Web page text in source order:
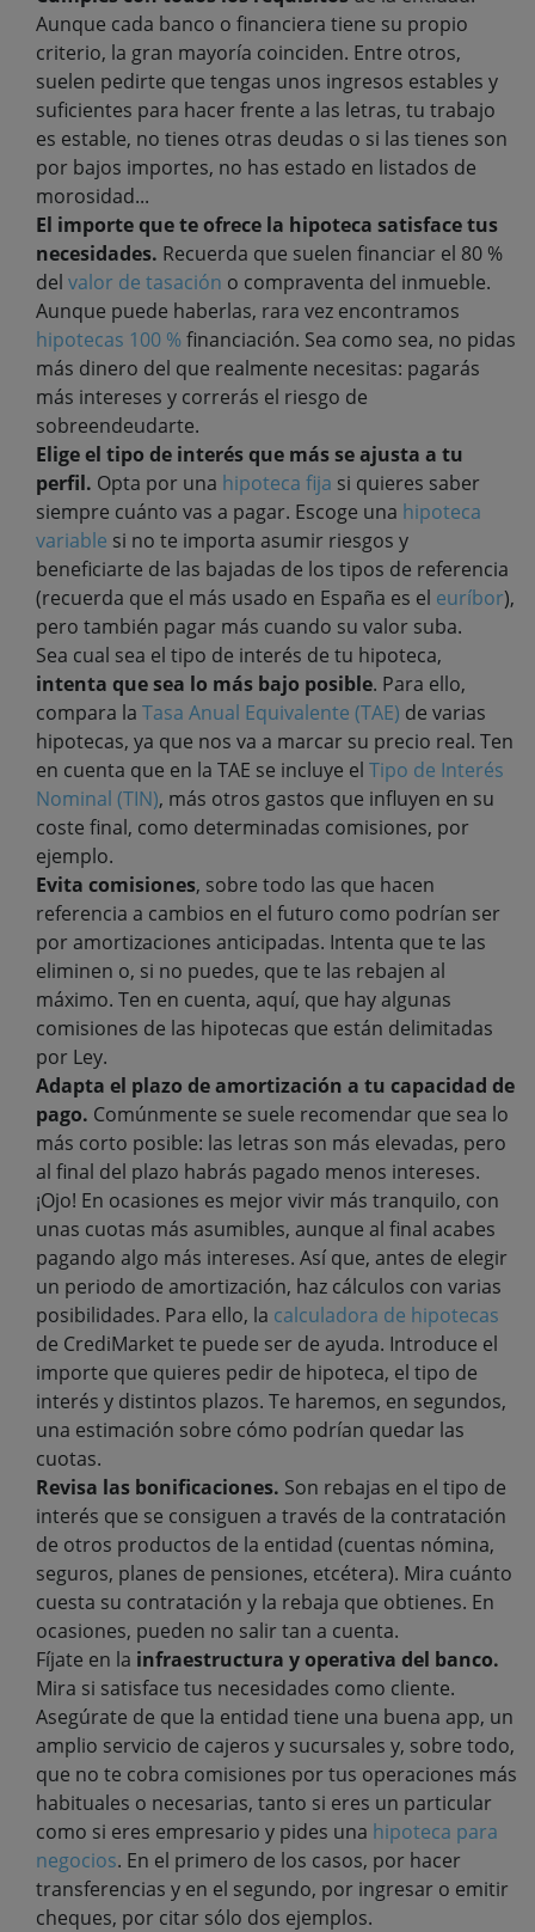
Aunque cada banco o financiera tiene su propio
criterio, la gran mayoría coinciden. Entre otros,
suelen pedirte que tengas unos ingresos estables y
suficientes para hacer frente a las letras, tu trabajo
es estable, no tienes otras deudas o si las tienes son
por bajos importes, no has estado en listados de
morosidad...
El importe que te ofrece la hipoteca satisface tus
necesidades. Recuerda que suelen financiar el 80 %
del valor de tasación o compraventa del inmueble.
Aunque puede haberlas, rara vez encontramos
hipotecas 100 %financiación. Sea como sea, no pidas
más dinero del que realmente necesitas: pagarás
más intereses y correrás el riesgo de
sobreendeudarte.
Elige el tipo de interés que más se ajusta a tu
perfil. Opta por una hipoteca fija si quieres saber
siempre cuánto vas a pagar. Escoge una hipoteca
variable si no te importa asumir riesgos y
beneficiarte de las bajadas de los tipos de referencia
(recuerda que el más usado en España es el euríbor),
pero también pagar más cuando su valor suba.
Sea cual sea el tipo de interés de tu hipoteca,
intenta que sea lo más bajo posible. Para ello,
compara la Tasa Anual Equivalente (TAE) de varias
hipotecas, ya que nos va a marcar su precio real. Ten
en cuenta que en la TAE se incluye el Tipo de Interés
Nominal (TIN), más otros gastos que influyen en su
coste final, como determinadas comisiones, por
ejemplo.
Evita comisiones, sobre todo las que hacen
referencia a cambios en el futuro como podrían ser
por amortizaciones anticipadas. Intenta que te las
eliminen o, si no puedes, que te las rebajen al
máximo. Ten en cuenta, aquí, que hay algunas
comisiones de las hipotecas que están delimitadas
por Ley.
Adapta el plazo de amortización a tu capacidad de
pago. Comúnmente se suele recomendar que sea lo
más corto posible: las letras son más elevadas, pero
al final del plazo habrás pagado menos intereses.
¡Ojo! En ocasiones es mejor vivir más tranquilo, con
unas cuotas más asumibles, aunque al final acabes
pagando algo más intereses. Así que, antes de elegir
un periodo de amortización, haz cálculos con varias
posibilidades. Para ello, la calculadora de hipotecas
de CrediMarket te puede ser de ayuda. Introduce el
importe que quieres pedir de hipoteca, el tipo de
interés y distintos plazos. Te haremos, en segundos,
una estimación sobre cómo podrían quedar las
cuotas.
Revisa las bonificaciones. Son rebajas en el tipo de
interés que se consiguen a través de la contratación
de otros productos de la entidad (cuentas nómina,
seguros, planes de pensiones, etcétera). Mira cuánto
cuesta su contratación y la rebaja que obtienes. En
ocasiones, pueden no salir tan a cuenta.
Fíjate en la infraestructura y operativa del banco.
Mira si satisface tus necesidades como cliente.
Asegúrate de que la entidad tiene una buena app, un
amplio servicio de cajeros y sucursales y, sobre todo,
que no te cobra comisiones por tus operaciones más
habituales o necesarias, tanto si eres un particular
como si eres empresario y pides una hipoteca para
negocios. En el primero de los casos, por hacer
transferencias y en el segundo, por ingresar o emitir
cheques, por citar sólo dos ejemplos.